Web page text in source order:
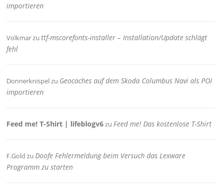
importieren
Volkmarzuttf-mscorefonts-installer – Installation/Update schlägt
fehl
Donnerknispelzu Geocaches auf dem Skoda Columbus Navi als POI
importieren
Feed me! T-Shirt | lifeblogv6zu Feed me! Das kostenlose T-Shirt
F.Gold zu Doofe Fehlermeldung beim Versuch das Lexware
Programm zu starten